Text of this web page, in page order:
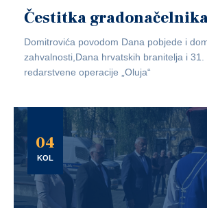
Čestitka
Domitrovića povodom Dana pobjede i
zahvalnosti,Dana hrvatskih branitelja i 31.
redarstvene operacije „Oluja“
04
KOL